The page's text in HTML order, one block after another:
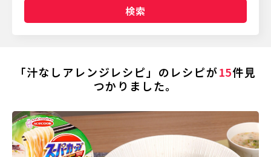
検索
「汁なしアレンジレシピ」のレシピが15件見
つかりました。